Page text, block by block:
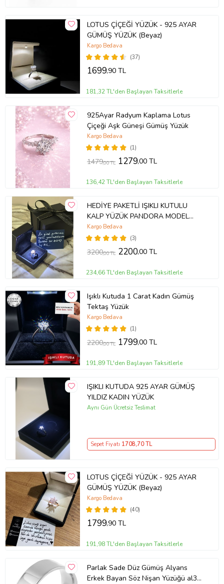
LOTUS ÇİÇEĞİ YÜZÜK - 925 AYAR
GÜMÜŞ YÜZÜK (Beyaz)
(37)
Kargo Bedava
1699,90 TL
181,32 TL'den Başlayan Taksitlerle
925Ayar Radyum Kaplama Lotus
Çiçeği Aşk Güneşi Gümüş Yüzük
(1)
Kargo Bedava
1479,00 TL 1279,00 TL
136,42 TL'den Başlayan Taksitlerle
HEDİYE PAKETLİ IŞIKLI KUTULU
KALP YÜZÜK PANDORA MODEL
YÜZÜK
(3)
Kargo Bedava
3200,00 TL 2200,00 TL
234,66 TL'den Başlayan Taksitlerle
Işıklı Kutuda 1 Carat Kadın Gümüş
Tektaş Yüzük
(1)
Kargo Bedava
2200,00 TL 1799,00 TL
191,89 TL'den Başlayan Taksitlerle
IŞIKLI KUTUDA 925 AYAR GÜMÜŞ
YILDIZ KADIN YÜZÜK
Aynı Gün Ücretsiz Teslimat
Sepet Fiyatı 1708,70 TL
LOTUS ÇİÇEĞİ YÜZÜK - 925 AYAR
GÜMÜŞ YÜZÜK (Beyaz)
(40)
Kargo Bedava
1799,90 TL
191,98 TL'den Başlayan Taksitlerle
Parlak Sade Düz Gümüş Alyans
Erkek Bayan Söz Nişan Yüzüğü al38-